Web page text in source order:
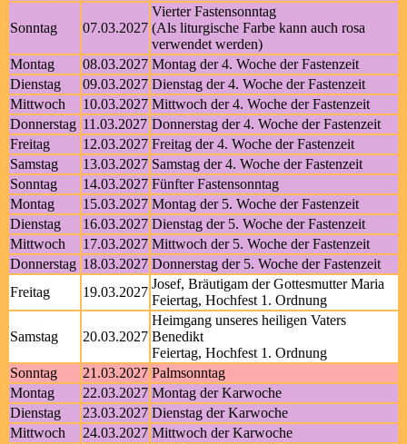
Sonntag 07.03.2027
Vierter Fastensonntag
(Als liturgische Farbe kann auch rosa
verwendet werden)
Montag
08.03.2027 Montag der 4. Woche der Fastenzeit
Dienstag
09.03.2027 Dienstag der 4. Woche der Fastenzeit
Mittwoch
10.03.2027 Mittwoch der 4. Woche der Fastenzeit
Donnerstag 11.03.2027 Donnerstag der 4. Woche der Fastenzeit
Freitag
12.03.2027 Freitag der 4. Woche der Fastenzeit
Samstag
13.03.2027 Samstag der 4. Woche der Fastenzeit
Sonntag
14.03.2027 Fünfter Fastensonntag
Montag
15.03.2027 Montag der 5. Woche der Fastenzeit
Dienstag
16.03.2027 Dienstag der 5. Woche der Fastenzeit
Mittwoch
17.03.2027 Mittwoch der 5. Woche der Fastenzeit
Donnerstag 18.03.2027 Donnerstag der 5. Woche der Fastenzeit
Freitag
19.03.2027
Josef, Bräutigam der Gottesmutter Maria
Feiertag, Hochfest 1. Ordnung
Samstag 20.03.2027
Heimgang unseres heiligen Vaters
Benedikt
Feiertag, Hochfest 1. Ordnung
Sonntag
21.03.2027 Palmsonntag
Montag
22.03.2027 Montag der Karwoche
Dienstag
23.03.2027 Dienstag der Karwoche
Mittwoch
24.03.2027 Mittwoch der Karwoche